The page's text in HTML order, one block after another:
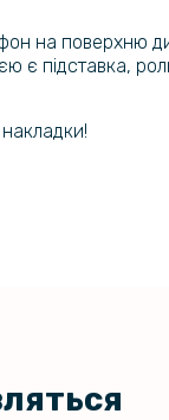
на поверхню
підставка,
накладки!